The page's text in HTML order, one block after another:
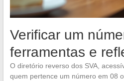
Verificar um
ferramentas e
O diretório reverso dos SVA,
quem pertence um número em 08